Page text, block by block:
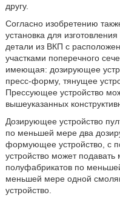
другу.
Согласно изобретению
установка для
детали из ВКП с
участками поперечного
имеющая: дозирующее
пресс-форму, тянущее
Прессующее устройство
вышеуказанных
Дозирующее устройство
по меньшей мере два
формующее устройство, с
устройство может подавать
полуфабрикатов по
меньшей мере одной
устройство.